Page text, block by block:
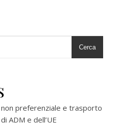
Cerca
preferenziale e trasporto
ADM e dell’UE